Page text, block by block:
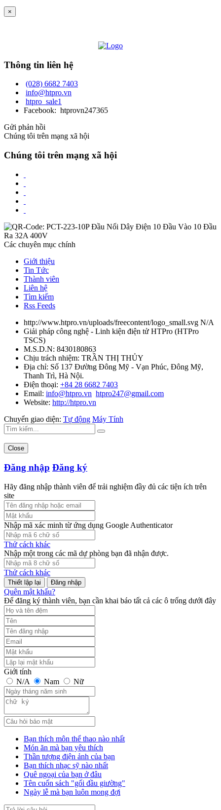
×
Thông tin liên hệ
(028) 6682 7403
info@htpro.vn
htpro_sale1
Facebook: htprovn247365
Gửi phản hồi
Chúng tôi trên mạng xã hội
Chúng tôi trên mạng xã hội
Các chuyên mục chính
Giới thiệu
Tin Tức
Thành viên
Liên hệ
Tìm kiếm
Rss Feeds
http://www.htpro.vn/uploads/freecontent/logo_small.svg N/A
Giải pháp công nghệ - Linh kiện điện tử HTPro (HTPro
TSCS)
M.S.D.N: 8430180863
Chịu trách nhiệm: TRẦN THỊ THỦY
Địa chỉ: Số 137 Đường Đông Mỹ - Vạn Phúc, Đông Mỹ,
Thanh Trì, Hà Nội.
Điện thoại: +84 28 6682 7403
Email: info@htpro.vn htpro247@gmail.com
Website: http://htpro.vn
Chuyển giao diện: Tự động Máy Tính
Close
Đăng nhập Đăng ký
Hãy đăng nhập thành viên để trải nghiệm đầy đủ các tiện ích trên
site
Nhập mã xác minh từ ứng dụng Google Authenticator
Thử cách khác
Nhập một trong các mã dự phòng bạn đã nhận được.
Thử cách khác
Đăng nhập
Quên mật khẩu?
Để đăng ký thành viên, bạn cần khai báo tất cả các ô trống dưới đây
Giới tính
N/A
Nam Nữ
Bạn thích môn thể thao nào nhất
Món ăn mà bạn yêu thích
Thần tượng điện ảnh của bạn
Bạn thích nhạc sỹ nào nhất
Quê ngoại của bạn ở đâu
Tên cuốn sách "gối đầu giường"
Ngày lễ mà bạn luôn mong đợi